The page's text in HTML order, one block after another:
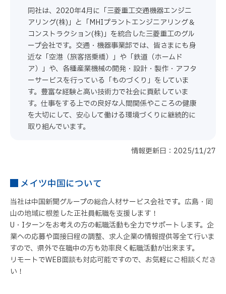
同社は、2020年4月に「三菱重工交通機器エンジニ
アリング(株)」と「MHIプラントエンジニアリング＆
コンストラクション(株)」を統合した三菱重工のグル
ープ会社です。交通・機器事業部では、皆さまにも身
近な「空港（旅客搭乗橋）」や「鉄道（ホームド
ア）」や、各種産業機械の開発・設計・製作・アフタ
ーサービスを行っている「ものづくり」をしていま
す。豊富な経験と高い技術力で社会に貢献していま
す。仕事をする上での良好な人間関係やこころの健康
を大切にして、安心して働ける環境づくりに継続的に
取り組んでいます。
情報更新日：2025/11/27
メイツ中国について
当社は中国新聞グループの総合人材サービス会社です。広島・岡
山の地域に根差した正社員転職を支援します！
U・Iターンをお考えの方の転職活動も全力でサポートします。企
業への応募や面接日程の調整、求人企業の情報提供等全て行いま
すので、県外で在職中の方も効率良く転職活動が出来ます。
リモートでWEB面談も対応可能ですので、お気軽にご相談くださ
い！